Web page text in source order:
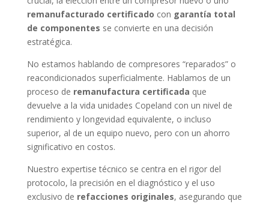
remanufacturado certificado con garantía total
de componentes se convierte en una decisión
estratégica.
No estamos hablando de compresores “reparados” o
reacondicionados superficialmente. Hablamos de un
proceso de remanufactura certificada que
devuelve a la vida unidades Copeland con un nivel de
rendimiento y longevidad equivalente, o incluso
superior, al de un equipo nuevo, pero con un ahorro
significativo en costos.
Nuestro expertise técnico se centra en el rigor del
protocolo, la precisión en el diagnóstico y el uso
exclusivo de refacciones originales, asegurando que